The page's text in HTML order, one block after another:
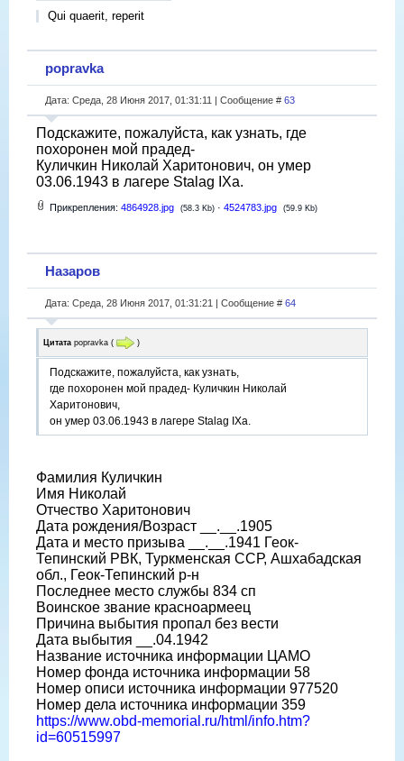
Qui quaerit, reperit
popravka
Дата: Среда, 28 Июня 2017, 01:31:11 | Сообщение # 63
Подскажите, пожалуйста, как узнать, где
похоронен мой прадед-
Куличкин Николай Харитонович, он умер
03.06.1943 в лагере Stalag IXa.
Прикрепления: 4864928.jpg (58.3 Kb) · 4524783.jpg (59.9 Kb)
Назаров
Дата: Среда, 28 Июня 2017, 01:31:21 | Сообщение # 64
Цитата popravka ( )
Подскажите, пожалуйста, как узнать,
где похоронен мой прадед- Куличкин Николай
Харитонович,
он умер 03.06.1943 в лагере Stalag IXa.
Фамилия Куличкин
Имя Николай
Отчество Харитонович
Дата рождения/Возраст __.__.1905
Дата и место призыва __.__.1941 Геок-
Тепинский РВК, Туркменская ССР, Ашхабадская
обл., Геок-Тепинский р-н
Последнее место службы 834 сп
Воинское звание красноармеец
Причина выбытия пропал без вести
Дата выбытия __.04.1942
Название источника информации ЦАМО
Номер фонда источника информации 58
Номер описи источника информации 977520
Номер дела источника информации 359
https://www.obd-memorial.ru/html/info.htm?
id=60515997